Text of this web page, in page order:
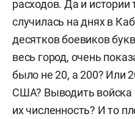
расходов. Да и истории
случилась на днях в
десятков боевиков
весь город, очень
было не 20, а 200? Или
США? Выводить войска
их численность? И то